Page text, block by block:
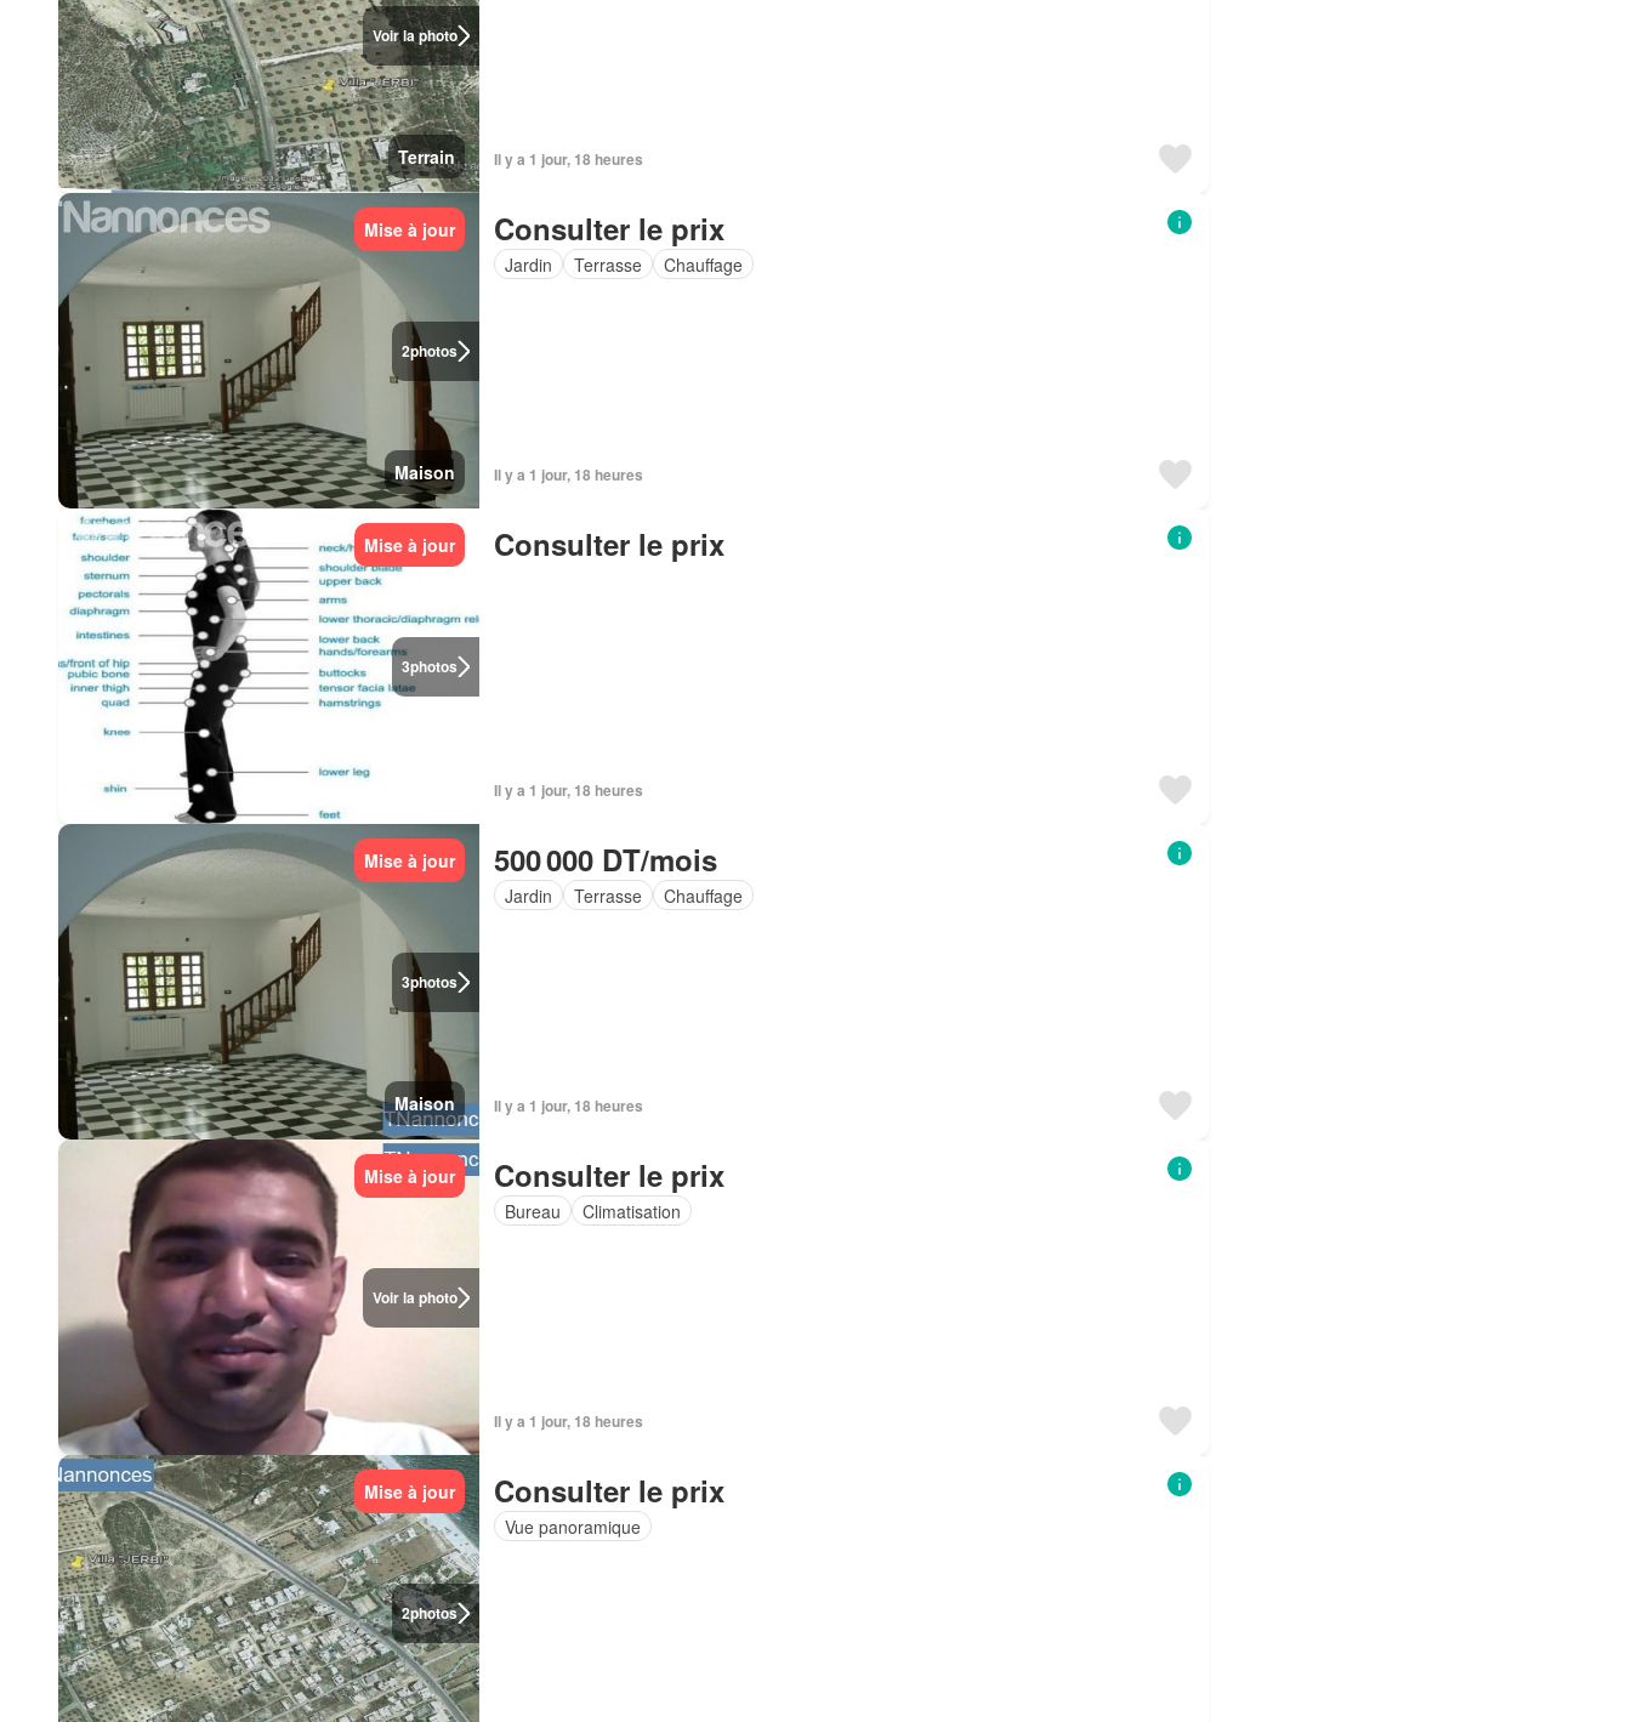
Voir la photo
Terrain Il y a 1 jour, 18 heures
2photos
Mise à jour
Maison
Consulter le prix
Jardin Terrasse Chauffage
Il y a 1 jour, 18 heures
3photos
Mise à jour Consulter le prix
Il y a 1 jour, 18 heures
3photos
Mise à jour
Maison
500 000 DT/mois
Jardin Terrasse Chauffage
Il y a 1 jour, 18 heures
Voir la photo
Mise à jour Consulter le prix
Bureau Climatisation
Il y a 1 jour, 18 heures
2photos
Mise à jour Consulter le prix
Vue panoramique